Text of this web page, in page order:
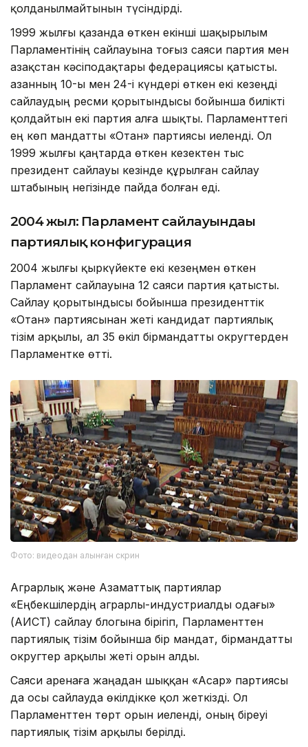
қолданылмайтынын түсіндірді.
1999 жылғы қазанда өткен екінші шақырылым
Парламентінің сайлауына тоғыз саяси партия мен
Қазақстан кәсіподақтары федерациясы қатысты.
Қазанның 10-ы мен 24-і күндері өткен екі кезеңді
сайлаудың ресми қорытындысы бойынша билікті
қолдайтын екі партия алға шықты. Парламенттегі
ең көп мандатты «Отан» партиясы иеленді. Ол
1999 жылғы қаңтарда өткен кезектен тыс
президент сайлауы кезінде құрылған сайлау
штабының негізінде пайда болған еді.
2004 жыл: Парламент сайлауындағы
партиялық конфигурация
2004 жылғы қыркүйекте екі кезеңмен өткен
Парламент сайлауына 12 саяси партия қатысты.
Сайлау қорытындысы бойынша президенттік
«Отан» партиясынан жеті кандидат партиялық
тізім арқылы, ал 35 өкіл бірмандатты округтерден
Парламентке өтті.
Фото: видеодан алынған скрин
Аграрлық және Азаматтық партиялар
«Еңбекшілердің аграрлы-индустриалды одағы»
(АИСТ) сайлау блогына бірігіп, Парламенттен
партиялық тізім бойынша бір мандат, бірмандатты
округтер арқылы жеті орын алды.
Саяси аренаға жаңадан шыққан «Асар» партиясы
да осы сайлауда өкілдікке қол жеткізді. Ол
Парламенттен төрт орын иеленді, оның біреуі
партиялық тізім арқылы берілді.